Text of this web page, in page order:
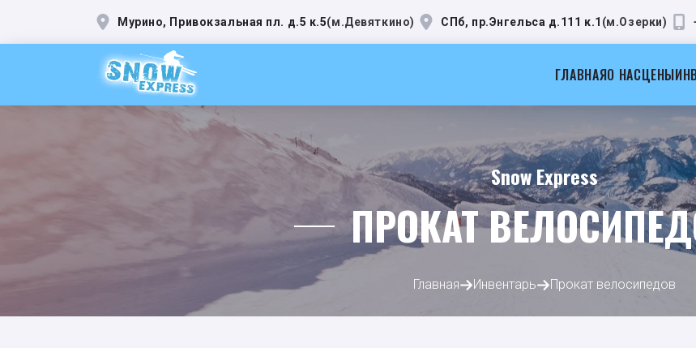
Мурино, Привокзальная пл. д.5 к.5(м.Девяткино) СПб, пр.Энгельса д.111 к.1 (м.Озерки)
ГЛАВНАЯО НАСЦЕНЫ
Snow Express
ПРОКАТ
Главная Инвентарь Прокат велосипедов